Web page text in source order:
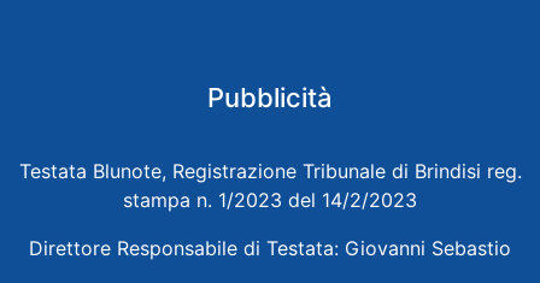
Pubblicità
Testata Blunote, Registrazione Tribunale di Brindisi reg.
stampa n. 1/2023 del 14/2/2023
Direttore Responsabile di Testata: Giovanni Sebastio